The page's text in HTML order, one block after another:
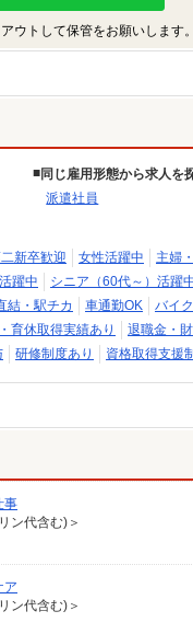
ウトして保管をお願いします。
同じ雇用形態から求人を
派遣社員
新卒歓迎 女性活躍中 主婦
躍中 シニア（60代～）活躍
結・駅チカ 車通勤OK バイ
育休取得実績あり
退職金・
研修制度あり 資格取得支援
事
ン代含む)＞
ア
ン代含む)＞